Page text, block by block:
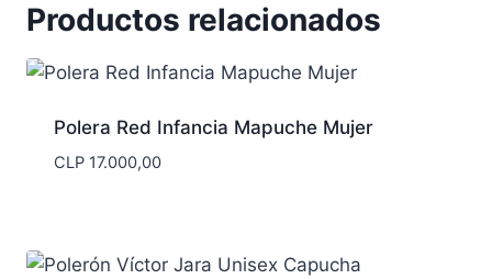
Productos relacionados
Polera Red Infancia Mapuche Mujer
CLP17.000,00